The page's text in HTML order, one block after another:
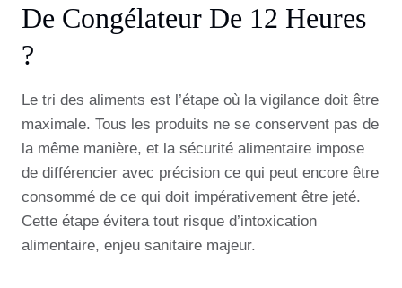
De Congélateur De 12 Heures
?
Le tri des aliments est l’étape où la vigilance doit être
maximale. Tous les produits ne se conservent pas de
la même manière, et la sécurité alimentaire impose
de différencier avec précision ce qui peut encore être
consommé de ce qui doit impérativement être jeté.
Cette étape évitera tout risque d’intoxication
alimentaire, enjeu sanitaire majeur.